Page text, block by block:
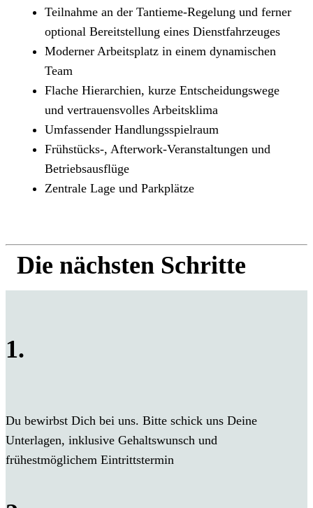
Teilnahme an der Tantieme-Regelung und ferner
optional Bereitstellung eines Dienstfahrzeuges
Moderner Arbeitsplatz in einem dynamischen
Team
Flache Hierarchien, kurze Entscheidungswege
und vertrauensvolles Arbeitsklima
Umfassender Handlungsspielraum
Frühstücks-, Afterwork-Veranstaltungen und
Betriebsausflüge
Zentrale Lage und Parkplätze
Die nächsten Schritte
1.
Du bewirbst Dich bei uns. Bitte schick uns Deine
Unterlagen, inklusive Gehaltswunsch und
frühestmöglichem Eintrittstermin